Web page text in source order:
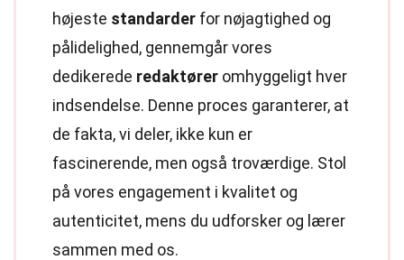
højeste standarder for nøjagtighed og
pålidelighed, gennemgår vores
dedikerede redaktører omhyggeligt hver
indsendelse. Denne proces garanterer, at
de fakta, vi deler, ikke kun er
fascinerende, men også troværdige. Stol
på vores engagement i kvalitet og
autenticitet, mens du udforsker og lærer
sammen med os.